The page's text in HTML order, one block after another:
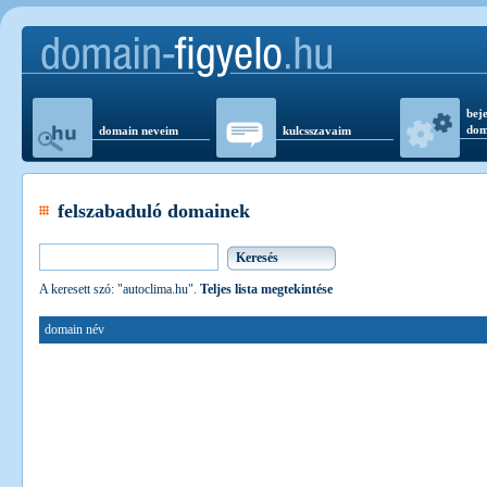
domain neveim kulcsszavaim
felszabaduló domainek
A keresett szó: "autoclima.hu". Teljes lista megtekintése
domain név